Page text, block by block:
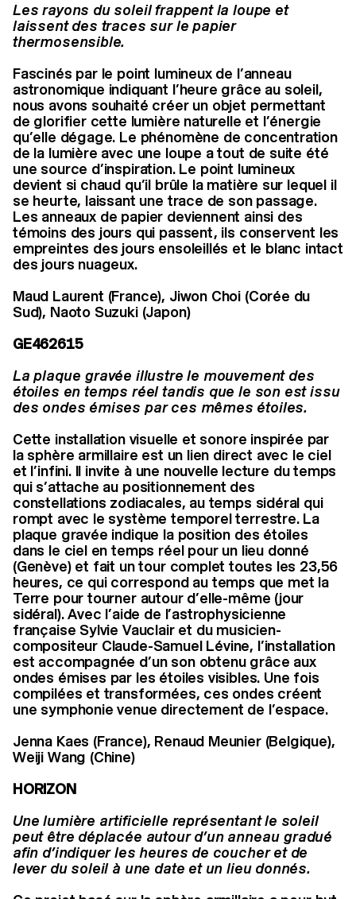
Les rayons du soleil frappent la loupe et
laissent des traces sur le papier
thermosensible.
Fascinés par le point lumineux de l’anneau
astronomique indiquant l’heure grâce au soleil,
nous avons souhaité créer un objet permettant
de glorifier cette lumière naturelle et l’énergie
qu’elle dégage. Le phénomène de concentration
de la lumière avec une loupe a tout de suite été
une source d’inspiration. Le point lumineux
devient si chaud qu’il brûle la matière sur lequel il
se heurte, laissant une trace de son passage.
Les anneaux de papier deviennent ainsi des
témoins des jours qui passent, ils conservent les
empreintes des jours ensoleillés et le blanc intact
des jours nuageux.
Maud Laurent (France), Jiwon Choi (Corée du
Sud), Naoto Suzuki (Japon)
GE462615
La plaque gravée illustre le mouvement des
étoiles en temps réel tandis que le son est issu
des ondes émises par ces mêmes étoiles.
Cette installation visuelle et sonore inspirée par
la sphère armillaire est un lien direct avec le ciel
et l’infini. Il invite à une nouvelle lecture du temps
qui s’attache au positionnement des
constellations zodiacales, au temps sidéral qui
rompt avec le système temporel terrestre. La
plaque gravée indique la position des étoiles
dans le ciel en temps réel pour un lieu donné
(Genève) et fait un tour complet toutes les 23,56
heures, ce qui correspond au temps que met la
Terre pour tourner autour d’elle-même (jour
sidéral). Avec l’aide de l’astrophysicienne
française Sylvie Vauclair et du musicien-
compositeur Claude-Samuel Lévine, l’installation
est accompagnée d’un son obtenu grâce aux
ondes émises par les étoiles visibles. Une fois
compilées et transformées, ces ondes créent
une symphonie venue directement de l’espace.
Jenna Kaes (France), Renaud Meunier (Belgique),
Weiji Wang (Chine)
HORIZON
Une lumière artificielle représentant le soleil
peut être déplacée autour d’un anneau gradué
afin d’indiquer les heures de coucher et de
lever du soleil à une date et un lieu donnés.